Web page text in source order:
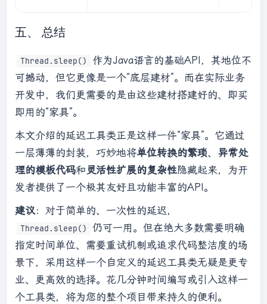
五、 总结
Thread.sleep()
作为Java语言的基础API，其地位不
可撼动，但它更像是一个“底层建材”。而在实际业务
开发中，我们更需要的是由这些建材搭建好的、即买
即用的“家具”。
本文介绍的延迟工具类正是这样一件“家具”。它通过
一层薄薄的封装，巧妙地将单位转换的繁琐、 异常处
理的模板代码和 灵活性扩展的复杂性隐藏起来，为开
发者提供了一个极其友好且功能丰富的API。
建议：对于简单的、一次性的延迟，
Thread.sleep()
仍可一用。但在绝大多数需要明确
指定时间单位、需要重试机制或追求代码整洁度的场
景下，采用这样一个自定义的延迟工具类无疑是更专
业、更高效的选择。花几分钟时间编写或引入这样一
个工具类，将为您的整个项目带来持久的便利。